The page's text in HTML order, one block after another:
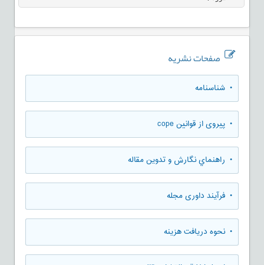
صفحات نشریه
• شناسنامه
• پیروی از قوانین cope
• راهنماي نگارش و تدوين مقاله
• فرآیند داوری مجله
• نحوه دریافت هزینه